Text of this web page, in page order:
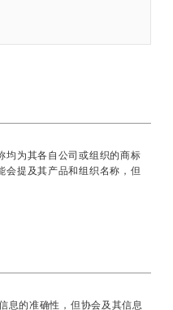
均为其各自公司或组织的商标
会提及其产品和组织名称，但
息的准确性，但协会及其信息